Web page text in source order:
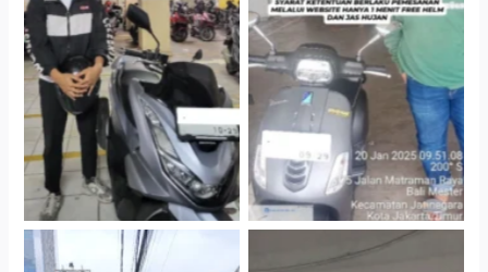
Hotel Kartika Chandra,
Jakarta Selatan
Cityplaza Jatinegara
Gedung Parkir P6A